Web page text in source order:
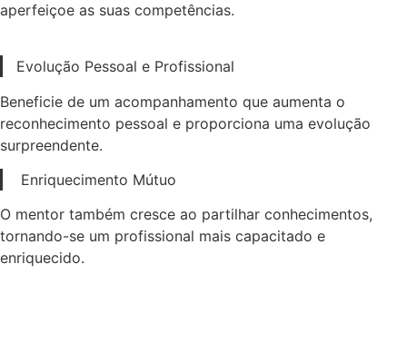
aperfeiçoe as suas competências.
Evolução Pessoal e Profissional
Beneficie de um acompanhamento que aumenta o
reconhecimento pessoal e proporciona uma evolução
surpreendente.
Enriquecimento Mútuo
O mentor também cresce ao partilhar conhecimentos,
tornando-se um profissional mais capacitado e
enriquecido.